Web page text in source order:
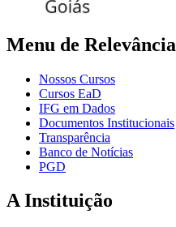
Menu de Relevância
Nossos Cursos
Cursos EaD
IFG em Dados
Documentos Institucionais
Transparência
Banco de Notícias
PGD
A Instituição